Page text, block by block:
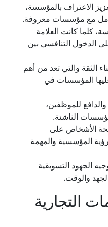
الاعتراف بالمؤسسة،
مع مؤسسات معروفة.
كلما كانت العلامة
الدخول التنافسي بين
الثقة والتي تعد من أهم
المؤسسات في
والدافع للموظفين،
الناشئة.
الأشخاص على
المؤسسية والمهمة
الجهود التسويقية
والوقت.
التجارية